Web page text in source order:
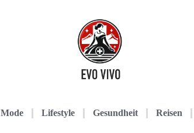
Mode Lifestyle Gesundheit Reisen